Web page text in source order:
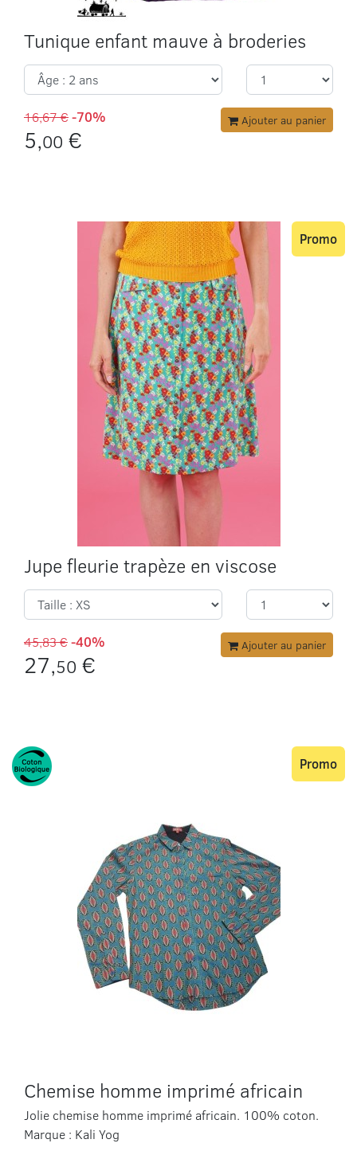
Tunique enfant mauve à broderies
16,67 €-70%
5,00 €
Ajouter au panier
Jupe fleurie trapèze en viscose
Promo
45,83 €-40%
27,50 €
Ajouter au panier
Chemise homme imprimé africain
Jolie chemise homme imprimé africain. 100% coton.
Marque : Kali Yog
Promo